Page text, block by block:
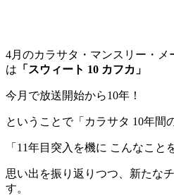
4月のカラサタ・マンスリー・
は 「スウィート 10 カフカ」
今月で放送開始から10年！
ということで「カラサタ 10年間
「11年目突入を機に こんなこ
思い出を振り返りつつ、新たな
す。